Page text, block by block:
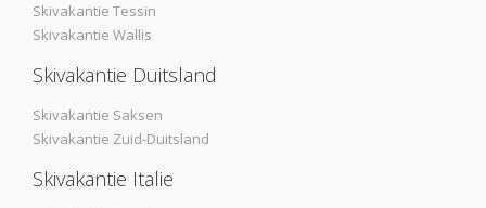
Skivakantie Tessin
Skivakantie Wallis
Skivakantie Duitsland
Skivakantie Saksen
Skivakantie Zuid-Duitsland
Skivakantie Italie